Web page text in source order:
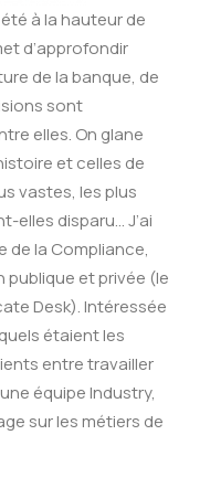
à la hauteur de
d’approfondir
de la banque, de
sont
elles. On glane
et celles de
vastes, les plus
elles disparu… J’ai
de la Compliance,
et privée (le
Desk). Intéressée
étaient les
entre travailler
équipe Industry,
sur les métiers de